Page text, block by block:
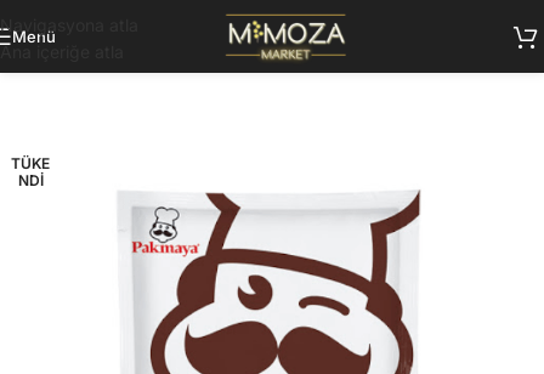
Navigasyona atla
Ana içeriğe atla
Menü
TÜKE
NDI